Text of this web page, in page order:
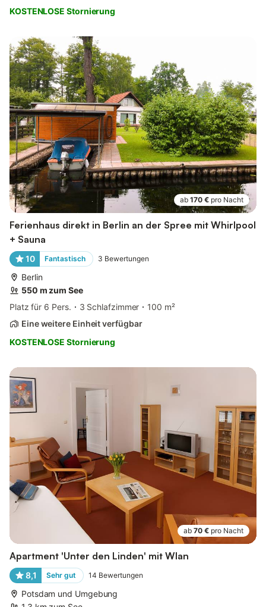
KOSTENLOSE Stornierung
ab 170 € pro Nacht
Ferienhaus direkt in Berlin an der Spree mit Whirlpool
+ Sauna
10 Fantastisch 3 Bewertungen
Berlin
550 m zum See
Platz für 6 Pers.
3 Schlafzimmer
100 m²
Eine weitere Einheit verfügbar
KOSTENLOSE Stornierung
ab 70 € pro Nacht
Apartment 'Unter den Linden' mit Wlan
8,1 Sehr gut 14 Bewertungen
Potsdam und Umgebung